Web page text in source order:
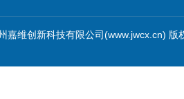
嘉维创新科技有限公司(www.jwcx.cn) 版